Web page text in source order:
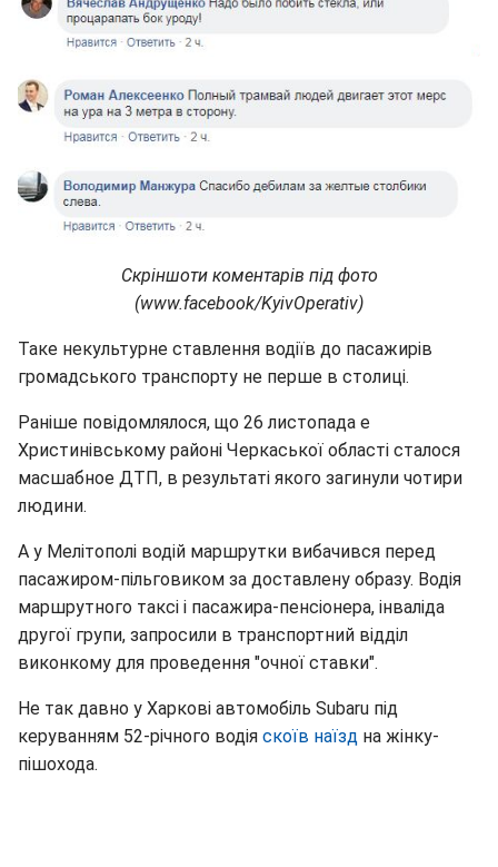
Скріншоти коментарів під фото
(www.facebook/KyivOperativ)
Таке некультурне ставлення водіїв до пасажирів
громадського транспорту не перше в столиці.
Раніше повідомлялося, що 26 листопада e
Христинівському районі Черкаської області сталося
масшабное ДТП, в результаті якого загинули чотири
людини.
А у Мелітополі водій маршрутки вибачився перед
пасажиром-пільговиком за доставлену образу. Водія
маршрутного таксі і пасажира-пенсіонера, інваліда
другої групи, запросили в транспортний відділ
виконкому для проведення "очної ставки".
Не так давно у Харкові автомобіль Subaru під
керуванням 52-річного водія скоїв наїзд на жінку-
пішохода.